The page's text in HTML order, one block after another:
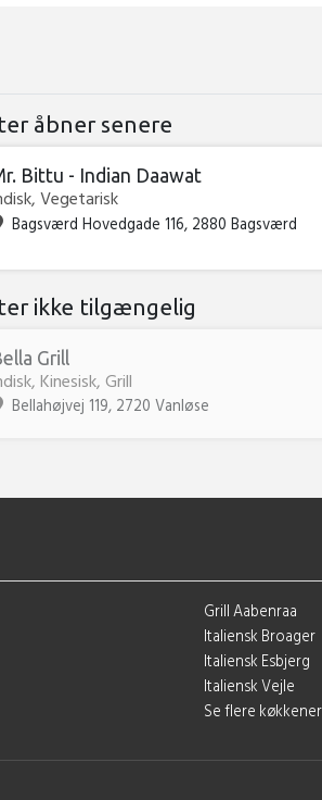
åbner senere
Bittu - Indian Daawat
Vegetarisk
Bagsværd Hovedgade 116, 2880 Bagsværd
ikke tilgængelig
Grill
Kinesisk, Grill
Bellahøjvej 119, 2720 Vanløse
Grill Aabenraa
Italiensk Broager
Italiensk Esbjerg
Italiensk Vejle
Se flere køkkener